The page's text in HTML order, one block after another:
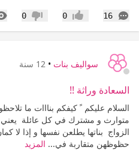
16
التعليقات إعجاب0 عدم إعجاب
0
سواليف بنات • 12 سنة
السعادة وراثة !!
السلام عليكم ً كيفكم بنااات ما
متوارث و مشترك في كل عائلة
الزواج بناتها يطلعن نفسها و إذا لا
حظوظهن متقاربة في... المزيد